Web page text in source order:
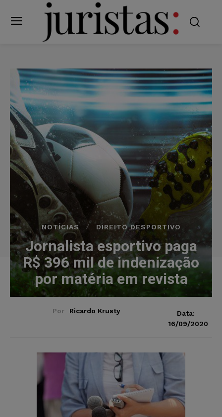
NOTÍCIAS DIREITO DESPORTIVO
Jornalista esportivo paga
R$ 396 mil de indenização
por matéria em revista
Por Ricardo Krusty
Data:
16/09/2020